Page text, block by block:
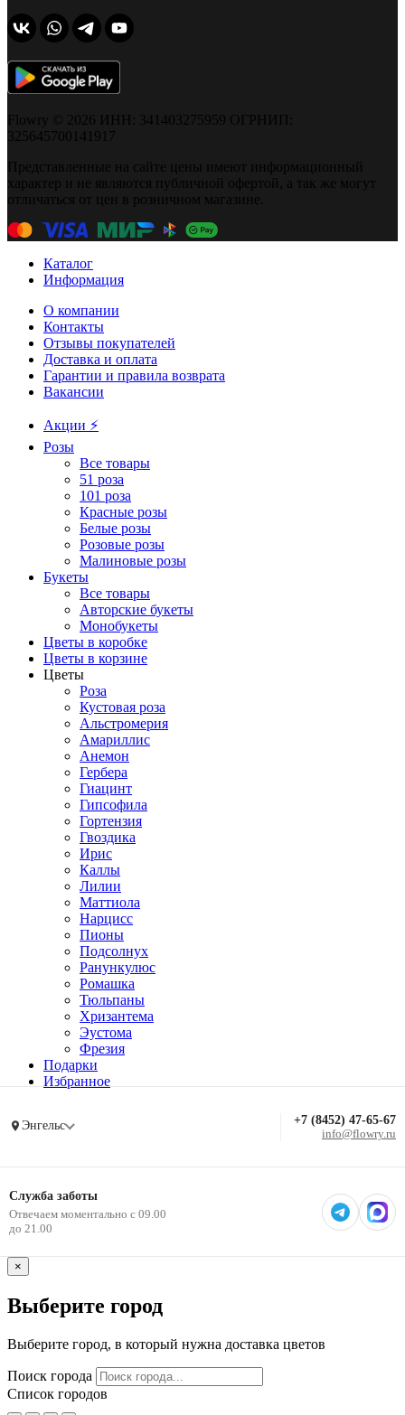
Flowry © 2026 ИНН: 341403275959 ОГРНИП:
325645700141917
Представленные на сайте цены имеют информационный
характер и не являются публичной офертой, а так же могут
отличаться от цен в розничном магазине.
Каталог
Информация
О компании
Контакты
Отзывы покупателей
Доставка и оплата
Гарантии и правила возврата
Вакансии
Акции ⚡️
Розы
Все товары
51 роза
101 роза
Красные розы
Белые розы
Розовые розы
Малиновые розы
Букеты
Все товары
Авторские букеты
Монобукеты
Цветы в коробке
Цветы в корзине
Цветы
Роза
Кустовая роза
Альстромерия
Амариллис
Анемон
Гербера
Гиацинт
Гипсофила
Гортензия
Гвоздика
Ирис
Каллы
Лилии
Маттиола
Нарцисс
Пионы
Подсолнух
Ранункулюс
Ромашка
Тюльпаны
Хризантема
Эустома
Фрезия
Подарки
Избранное
Энгельс +7 (8452) 47-65-67
info@flowry.ru
Служба заботы
Отвечаем моментально с 09.00
до 21.00
×
Выберите город
Выберите город, в который нужна доставка цветов
Поиск города
Список городов